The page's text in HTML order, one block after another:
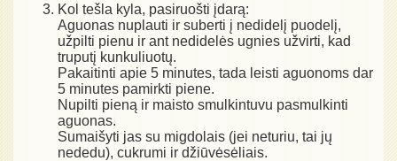
Kol tešla kyla, pasiruošti įdarą:
Aguonas nuplauti ir suberti į nedidelį puodelį,
užpilti pienu ir ant nedidelės ugnies užvirti, kad
truputį kunkuliuotų.
Pakaitinti apie 5 minutes, tada leisti aguonoms dar
5 minutes pamirkti piene.
Nupilti pieną ir maisto smulkintuvu pasmulkinti
aguonas.
Sumaišyti jas su migdolais (jei neturiu, tai jų
nededu), cukrumi ir džiūvėsėliais.